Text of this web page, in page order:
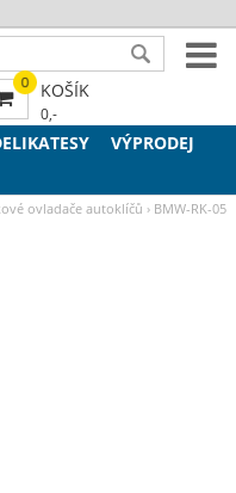
VÝPRODEJ
ovladače autoklíčů › BMW-RK-05
0 KOŠÍK
0,-